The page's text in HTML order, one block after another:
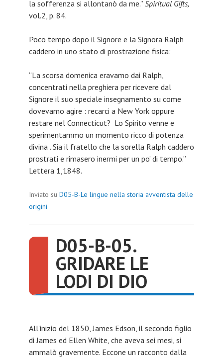
la sofferenza si allontanò da me.” Spiritual Gifts,
vol.2, p. 84.
Poco tempo dopo il Signore e la Signora Ralph
caddero in uno stato di prostrazione fisica:
“La scorsa domenica eravamo dai Ralph,
concentrati nella preghiera per ricevere dal
Signore il suo speciale insegnamento su come
dovevamo agire : recarci a New York oppure
restare nel Connecticut? Lo Spirito venne e
sperimentammo un momento ricco di potenza
divina . Sia il fratello che la sorella Ralph caddero
prostrati e rimasero inermi per un po’ di tempo.”
Lettera 1,1848.
Inviato su D05-B-Le lingue nella storia avventista delle
origini
D05-B-05.
GRIDARE LE
LODI DI DIO
All’inizio del 1850, James Edson, il secondo figlio
di James ed Ellen White, che aveva sei mesi, si
ammalò gravemente. Eccone un racconto dalla